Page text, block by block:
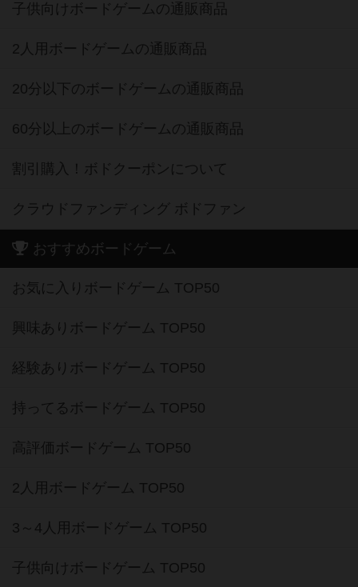
子供向けボードゲームの通販商品
2人用ボードゲームの通販商品
20分以下のボードゲームの通販商品
60分以上のボードゲームの通販商品
割引購入！ボドクーポンについて
クラウドファンディング ボドファン
おすすめボードゲーム
お気に入りボードゲーム TOP50
興味ありボードゲーム TOP50
経験ありボードゲーム TOP50
持ってるボードゲーム TOP50
高評価ボードゲーム TOP50
2人用ボードゲーム TOP50
3～4人用ボードゲーム TOP50
子供向けボードゲーム TOP50